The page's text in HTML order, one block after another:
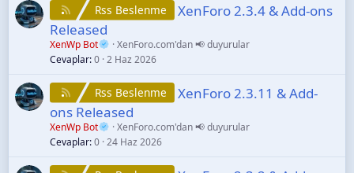
Rss Beslenme
XenForo 2.3.4 & Add-ons
Released
XenWp Bot
XenForo.com'dan 📢 duyurular
Cevaplar 0 2 Haz 2026
Rss Beslenme
XenForo 2.3.11 & Add-
ons Released
XenWp Bot
XenForo.com'dan 📢 duyurular
Cevaplar 0 24 Haz 2026